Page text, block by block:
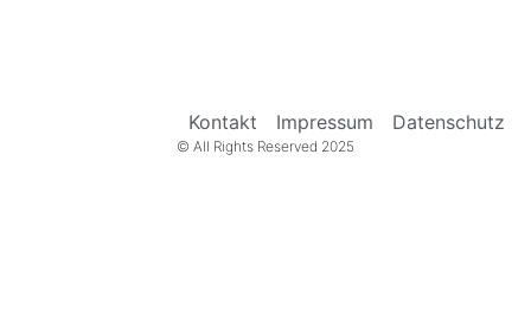
Kontakt Impressum Datenschutz
© All Rights Reserved 2025